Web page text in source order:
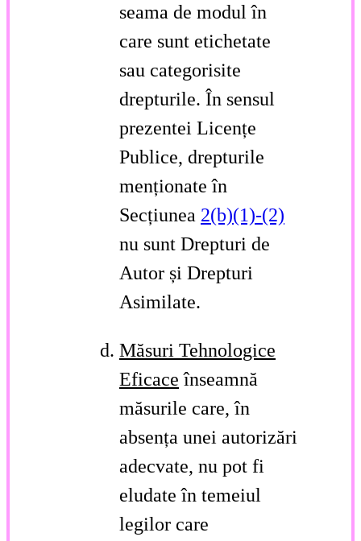
seama de modul în
care sunt etichetate
sau categorisite
drepturile. În sensul
prezentei Licențe
Publice, drepturile
menționate în
Secțiunea 2(b)(1)-(2)
nu sunt Drepturi de
Autor și Drepturi
Asimilate.
Măsuri Tehnologice
Eficace înseamnă
măsurile care, în
absența unei autorizări
adecvate, nu pot fi
eludate în temeiul
legilor care